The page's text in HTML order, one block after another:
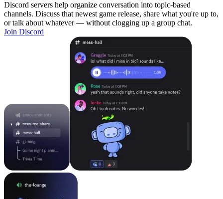
Discord servers help organize conversation into topic-based
channels. Discuss that newest game release, share what you're up to,
or talk about whatever — without clogging up a group chat.
Join Discord